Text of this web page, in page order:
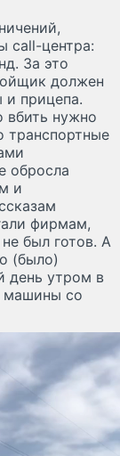
call-центра:
За это
должен
прицепа.
вбить нужно
транспортные
обросла
и
фирмам,
был готов. А
(было)
день утром в
машины со